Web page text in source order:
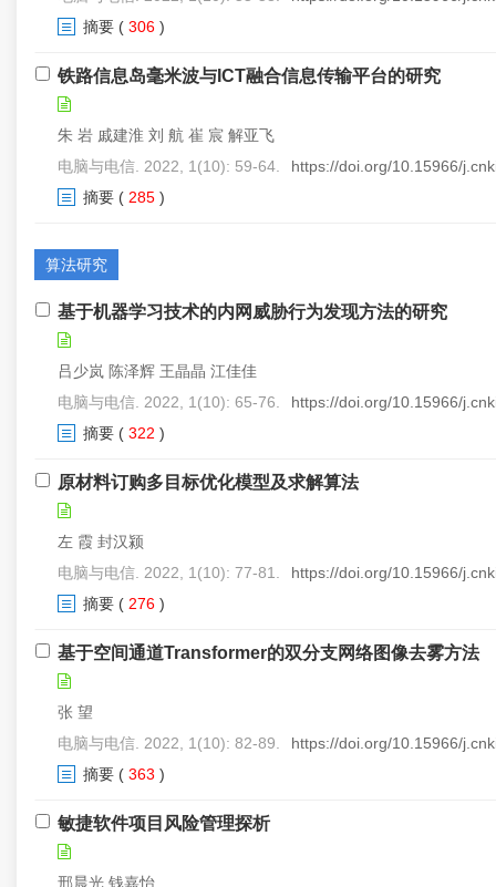
摘要 ( 306 )
铁路信息岛毫米波与ICT融合信息传输平台的研究
朱 岩 戚建淮 刘 航 崔 宸 解亚飞
电脑与电信. 2022, 1(10): 59-64.
https://doi.org/10.15966/
摘要 ( 285 )
算法研究
基于机器学习技术的内网威胁行为发现方法的研究
吕少岚 陈泽辉 王晶晶 江佳佳
电脑与电信. 2022, 1(10): 65-76.
https://doi.org/10.15966/
摘要 ( 322 )
原材料订购多目标优化模型及求解算法
左 霞 封汉颍
电脑与电信. 2022, 1(10): 77-81.
https://doi.org/10.15966/
摘要 ( 276 )
基于空间通道Transformer的双分支网络图像去雾方法
张 望
电脑与电信. 2022, 1(10): 82-89.
https://doi.org/10.15966/
摘要 ( 363 )
敏捷软件项目风险管理探析
邢晨光 钱嘉怡